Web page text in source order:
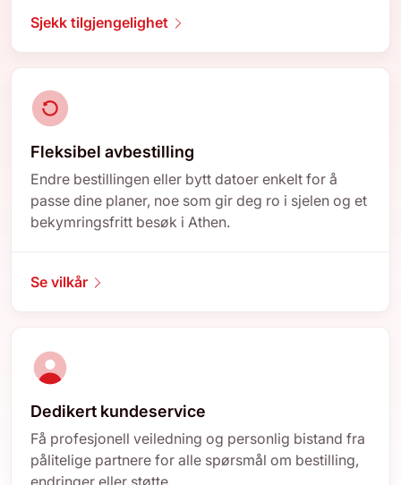
Sjekk tilgjengelighet
Fleksibel avbestilling
Endre bestillingen eller bytt datoer enkelt for å
passe dine planer, noe som gir deg ro i sjelen og et
bekymringsfritt besøk i Athen.
Se vilkår
Dedikert kundeservice
Få profesjonell veiledning og personlig bistand fra
pålitelige partnere for alle spørsmål om bestilling,
endringer eller støtte.